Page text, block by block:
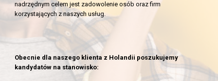
nadrzędnym celem jest zadowolenie osób oraz firm
korzystających z naszych usług.
Obecnie dla naszego klienta z Holandii poszukujemy
kandydatów na stanowisko: